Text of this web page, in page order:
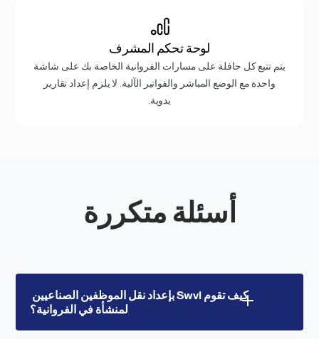
لوحة تحكم المشرف
يتم تتبع كل حافلة على مسارات الفروانية الخاصة بك على شاشة
واحدة مع الوضع المباشر والفواتير الآلية. لا يلزم إعداد تقارير
يدوية.
أسئلة متكررة
كيف تقوم Swvl بإعداد نقل الموظفين الصناعيين
لمنشأة في الفروانية؟